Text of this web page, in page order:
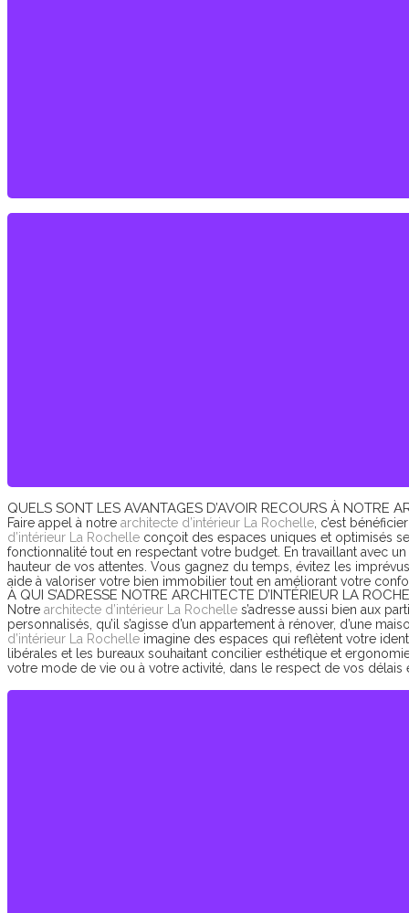
QUELS SONT LES AVANTAGES D’AVOIR RECOURS À NOTRE
Faire appel à notre architecte d’intérieur La Rochelle , c’est
d’intérieur La Rochelle conçoit des espaces uniques et optimisés
fonctionnalité tout en respectant votre budget. En travaillant avec
hauteur de vos attentes. Vous gagnez du temps, évitez les
aide à valoriser votre bien immobilier tout en améliorant votre
À QUI S’ADRESSE NOTRE ARCHITECTE D’INTÉRIEUR LA
Notre architecte d’intérieur La Rochelle s’adresse aussi bien aux
personnalisés, qu’il s’agisse d’un appartement à rénover, d’une
d’intérieur La Rochelle imagine des espaces qui reflètent votre
libérales et les bureaux souhaitant concilier esthétique et
votre mode de vie ou à votre activité, dans le respect de vos délais